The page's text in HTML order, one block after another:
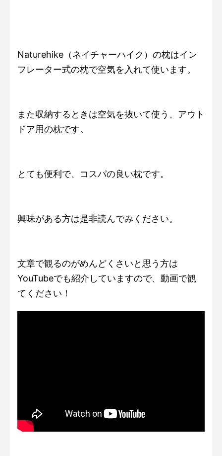
Naturehike（ネイチャーハイク）の枕はイン
フレーター式の枕で空気を入れて使います。
また収納するときは空気を抜いて使う、アウト
ドア用の枕です。
とても便利で、コスパの良い枕です。
興味がある方は是非読んでみください。
文章で観るのがめんどくさいと思う方は
YouTubeでも紹介していますので、動画で観
てください！